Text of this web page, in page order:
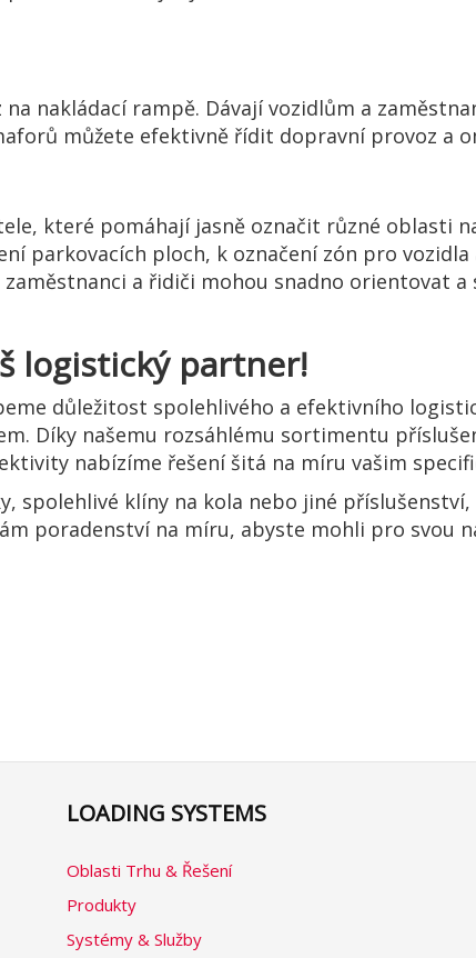
nakládací rampě. Dávají vozidlům a
můžete efektivně řídit dopravní provoz a
které pomáhají jasně označit různé oblasti
parkovacích ploch, k označení zón pro
a řidiči mohou snadno orientovat a
logistický partner!
důležitost spolehlivého a efektivního
Díky našemu rozsáhlému sortimentu
nabízíme řešení šitá na míru vašim
spolehlivé klíny na kola nebo jiné
poradenství na míru, abyste mohli pro svou
LOADING SYSTEMS
Oblasti Trhu & Řešení
Produkty
Systémy & Služby